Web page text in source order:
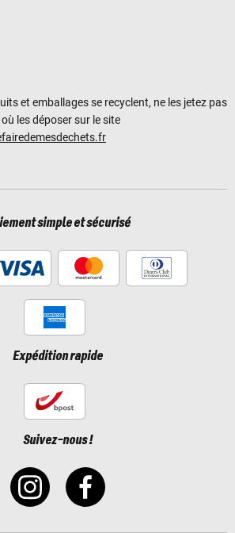
et emballages se recyclent, ne les jetez pas
les déposer sur le site
simple et sécurisé
Expédition rapide
Suivez-nous !